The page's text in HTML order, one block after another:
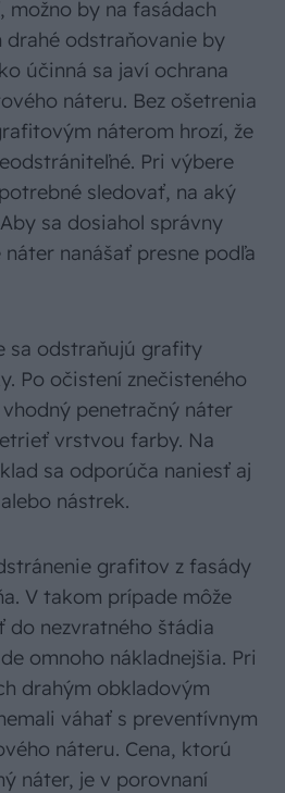
možno by na fasádach
drahé odstraňovanie by
účinná sa javí ochrana
náteru. Bez ošetrenia
náterom hrozí, že
Pri výbere
sledovať, na aký
sa dosiahol správny
nanášať presne podľa
sa odstraňujú grafity
Po očistení znečisteného
penetračný náter
vrstvou farby. Na
sa odporúča naniesť aj
nástrek.
grafitov z fasády
V takom prípade môže
do nezvratného štádia
omnoho nákladnejšia. Pri
drahým obkladovým
váhať s preventívnym
náteru. Cena, ktorú
náter, je v porovnaní